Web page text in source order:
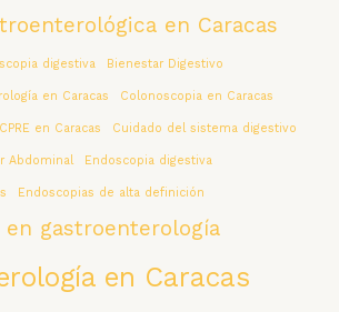
en Caracas
digestiva Bienestar Digestivo
en Caracas Colonoscopia en Caracas
CPRE en Caracas Cuidado del sistema digestivo
Abdominal Endoscopia digestiva
Endoscopias de alta definición
en gastroenterología
en Caracas